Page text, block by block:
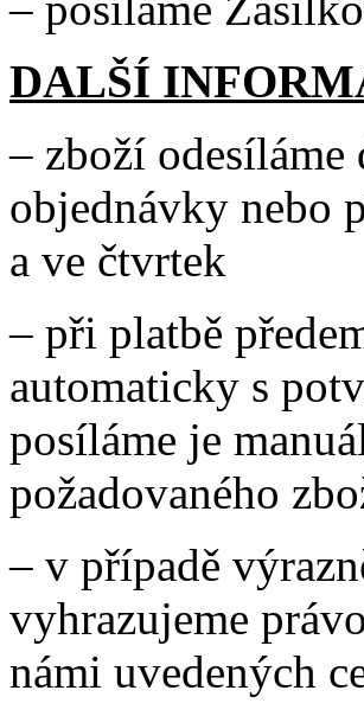
DALŠÍ
– zboží
objednávky nebo
a ve čtvrtek
– při platbě
automaticky s
posíláme je
požadovaného
– v případě
vyhrazujeme
námi uvedených